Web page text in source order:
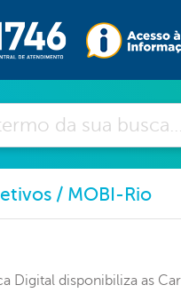
/ MOBI-Rio
Digital disponibiliza as